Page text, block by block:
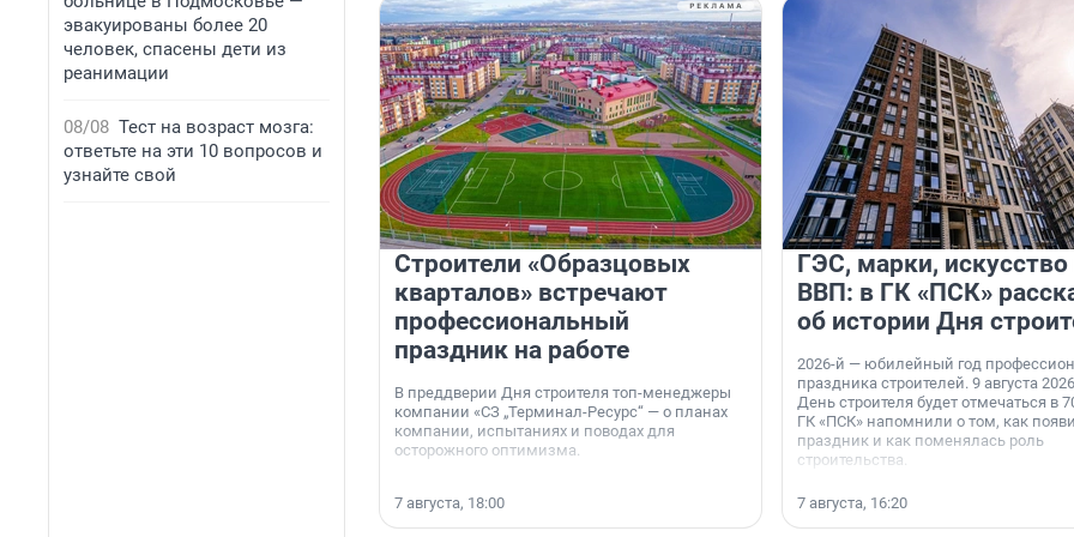
эвакуированы более 20
человек, спасены дети из
реанимации
08/08 Тест на возраст мозга:
ответьте на эти 10 вопросов и
узнайте свой
Строители «Образцовых
кварталов» встречают
профессиональный
праздник на работе
В преддверии Дня строителя топ-менеджеры
компании «СЗ „Терминал-Ресурс“ — о планах
компании, испытаниях и поводах для
осторожного оптимизма.
7 августа, 18:00
ГЭС, марки, искусство
ВВП: в ГК «ПСК»
об истории Дня
2026-й — юбилейный год
праздника строителей. 9 августа
День строителя будет отмечаться в
ГК «ПСК» напомнили о том, как
праздник и как поменялась роль
строительства.
7 августа, 16:20